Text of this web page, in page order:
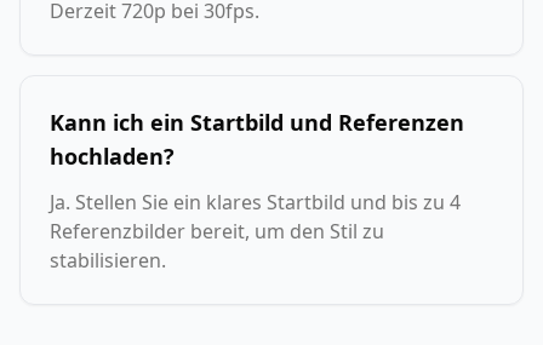
Derzeit 720p bei 30fps.
Kann ich ein Startbild und Referenzen
hochladen?
Ja. Stellen Sie ein klares Startbild und bis zu 4
Referenzbilder bereit, um den Stil zu
stabilisieren.